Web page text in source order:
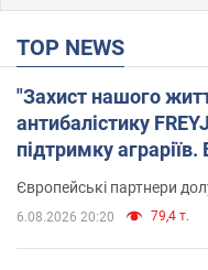
TOP NEWS
"Захист нашого
антибалістику
підтримку аграріїв.
Європейські партнери
6.08.2026 20:20 79,4 т.